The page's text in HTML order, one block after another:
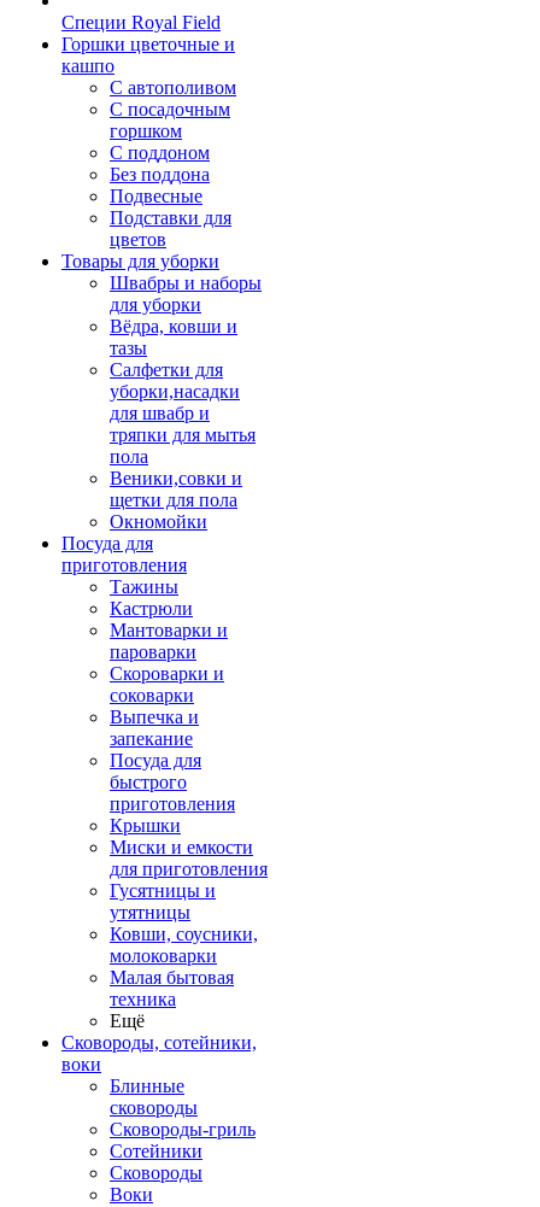
Специи Royal Field
Горшки цветочные и
кашпо
С автополивом
С посадочным
горшком
С поддоном
Без поддона
Подвесные
Подставки для
цветов
Товары для уборки
Швабры и наборы
для уборки
Вёдра, ковши и
тазы
Салфетки для
уборки,насадки
для швабр и
тряпки для мытья
пола
Веники,совки и
щетки для пола
Окномойки
Посуда для
приготовления
Тажины
Кастрюли
Мантоварки и
пароварки
Скороварки и
соковарки
Выпечка и
запекание
Посуда для
быстрого
приготовления
Крышки
Миски и емкости
для приготовления
Гусятницы и
утятницы
Ковши, соусники,
молоковарки
Малая бытовая
техника
Ещё
Сковороды, сотейники,
воки
Блинные
сковороды
Сковороды-гриль
Сотейники
Сковороды
Воки